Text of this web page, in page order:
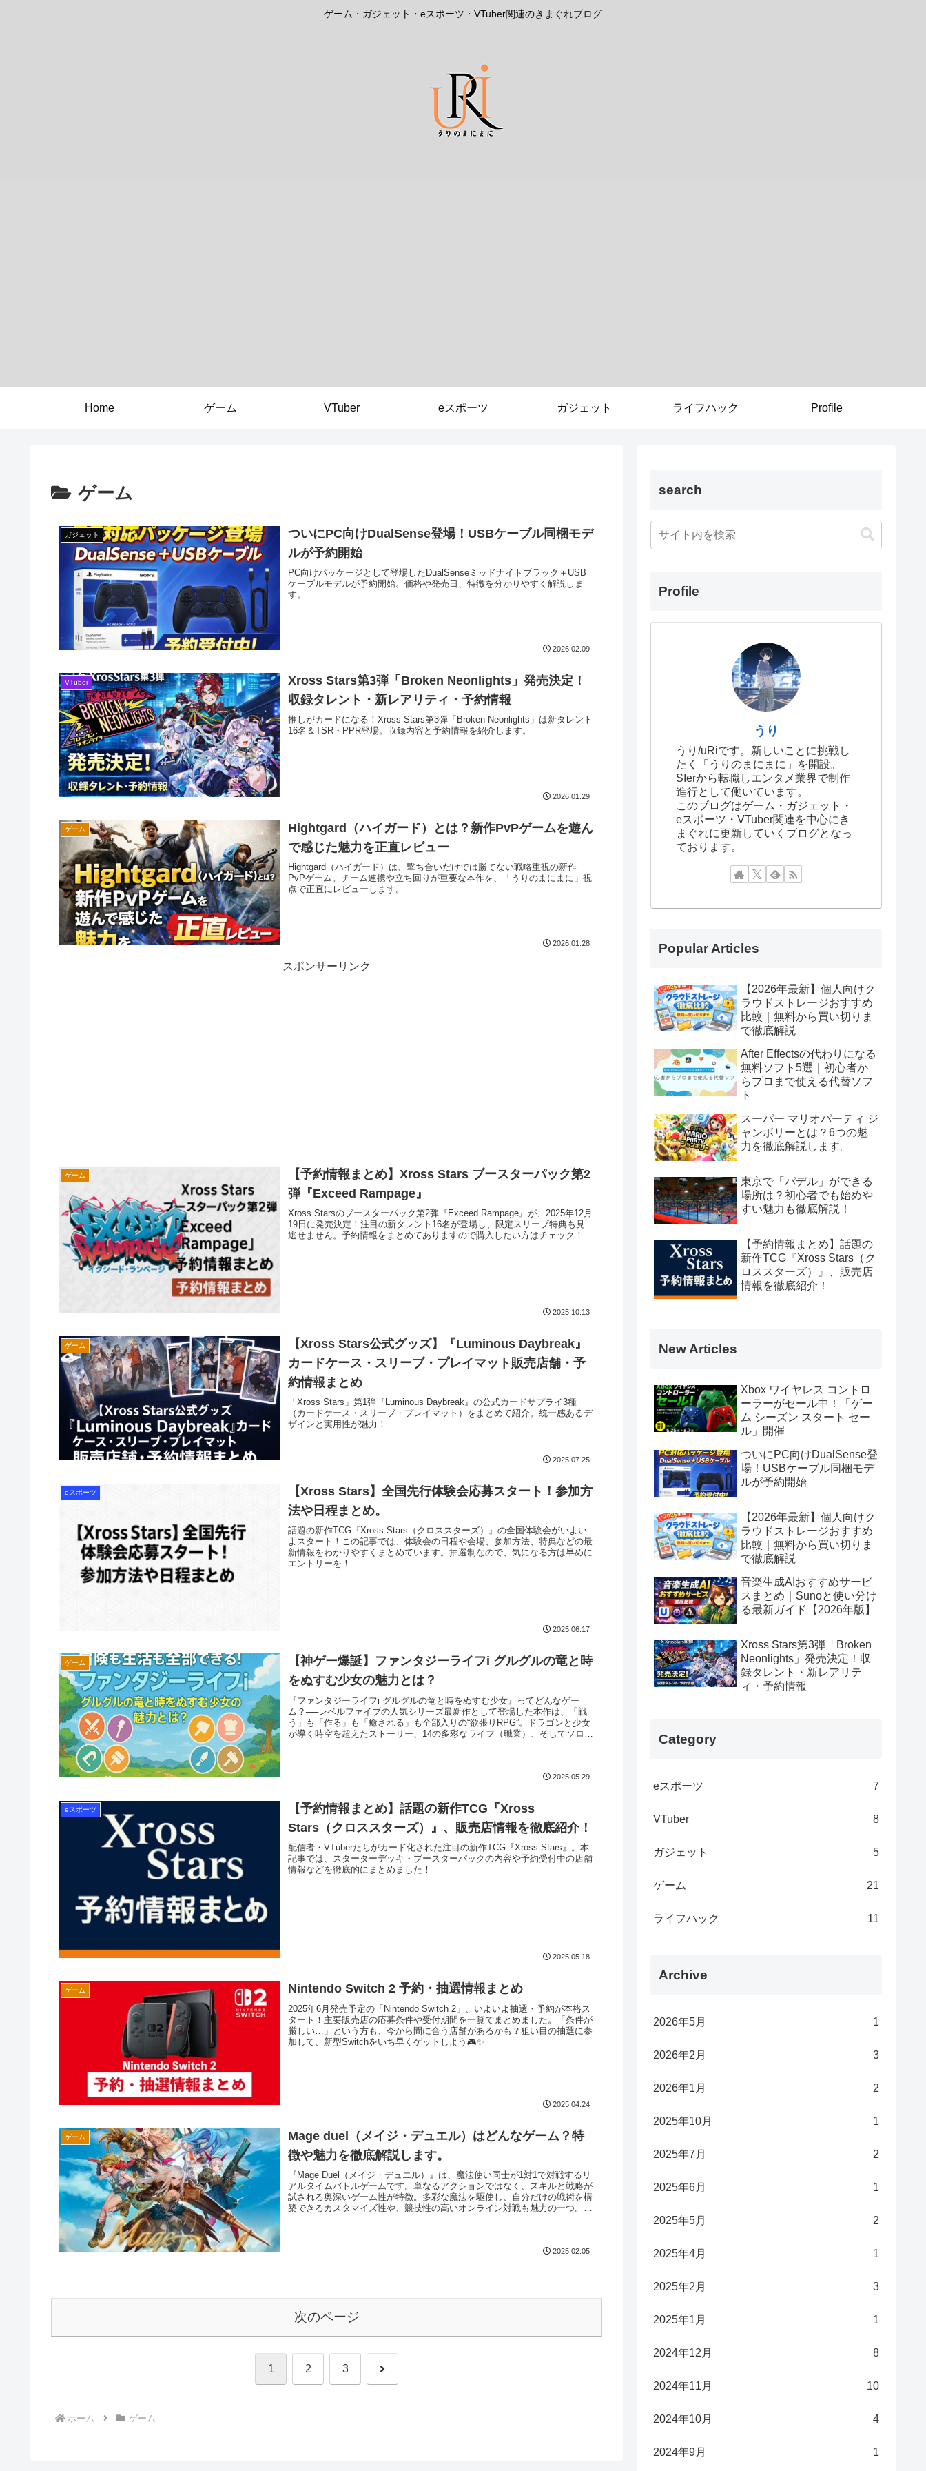
ゲーム・ガジェット・eスポーツ・VTuber関連のきまぐれブログ
Home ゲーム VTuber eスポーツ ガジェット ライフハック Profile
ゲーム
ガジェット
ついにPC向けDualSense登場！USBケーブル同梱モデ
ルが予約開始
PC向けパッケージとして登場したDualSenseミッドナイトブラック＋USB
ケーブルモデルが予約開始。価格や発売日、特徴を分かりやすく解説しま
す。
2026.02.09
VTuber
Xross Stars第3弾「Broken Neonlights」発売決定！
収録タレント・新レアリティ・予約情報
推しがカードになる！Xross Stars第3弾「Broken Neonlights」は新タレント
16名＆TSR・PPR登場。収録内容と予約情報を紹介します。
2026.01.29
ゲーム
Hightgard（ハイガード）とは？新作PvPゲームを遊ん
で感じた魅力を正直レビュー
Hightgard（ハイガード）は、撃ち合いだけでは勝てない戦略重視の新作
PvPゲーム。チーム連携や立ち回りが重要な本作を、「うりのまにまに」視
点で正直にレビューします。
2026.01.28
スポンサーリンク
ゲーム
【予約情報まとめ】Xross Stars ブースターパック第2
弾『Exceed Rampage』
Xross Starsのブースターパック第2弾『Exceed Rampage』が、2025年12月
19日に発売決定！注目の新タレント16名が登場し、限定スリーブ特典も見
逃せません。予約情報をまとめてありますので購入したい方はチェック！
2025.10.13
ゲーム
【Xross Stars公式グッズ】『Luminous Daybreak』
カードケース・スリーブ・プレイマット販売店舗・予
約情報まとめ
「Xross Stars」第1弾『Luminous Daybreak』の公式カードサプライ3種
（カードケース・スリーブ・プレイマット）をまとめて紹介。統一感あるデ
ザインと実用性が魅力！
2025.07.25
eスポーツ
【Xross Stars】全国先行体験会応募スタート！参加方
法や日程まとめ。
話題の新作TCG『Xross Stars（クロススターズ）』の全国体験会がいよい
よスタート！この記事では、体験会の日程や会場、参加方法、特典などの最
新情報をわかりやすくまとめています。抽選制なので、気になる方は早めに
エントリーを！
2025.06.17
ゲーム
【神ゲー爆誕】ファンタジーライフi グルグルの竜と時
をぬすむ少女の魅力とは？
『ファンタジーライフi グルグルの竜と時をぬすむ少女』ってどんなゲー
ム？──レベルファイブの人気シリーズ最新作として登場した本作は、「戦
う」も「作る」も「癒される」も全部入りの“欲張りRPG”。ドラゴンと少女
が導く時空を超えたストーリー、14の多彩なライフ（職業）、そしてソロで
2025.05.29
eスポーツ
【予約情報まとめ】話題の新作TCG『Xross
Stars（クロススターズ）』、販売店情報を徹底紹介！
配信者・VTuberたちがカード化された注目の新作TCG『Xross Stars』。本
記事では、スターターデッキ・ブースターパックの内容や予約受付中の店舗
情報などを徹底的にまとめました！
2025.05.18
ゲーム Nintendo Switch 2 予約・抽選情報まとめ
2025年6月発売予定の「Nintendo Switch 2」、いよいよ抽選・予約が本格ス
タート！主要販売店の応募条件や受付期間を一覧でまとめました。「条件が
厳しい…」という方も、今から間に合う店舗があるかも？狙い目の抽選に参
加して、新型Switchをいち早くゲットしよう🎮✨
2025.04.24
ゲーム
Mage duel（メイジ・デュエル）はどんなゲーム？特
徴や魅力を徹底解説します。
『Mage Duel（メイジ・デュエル）』は、魔法使い同士が1対1で対戦するリ
アルタイムバトルゲームです。単なるアクションではなく、スキルと戦略が
試される奥深いゲーム性が特徴。多彩な魔法を駆使し、自分だけの戦術を構
築できるカスタマイズ性や、競技性の高いオンライン対戦も魅力の一つ。美
2025.02.05
次のページ
1 2 3 次
ホーム ゲーム
search
Profile
うり
うり/uRiです。新しいことに挑戦し
たく「うりのまにまに」を開設。
SIerから転職しエンタメ業界で制作
進行として働いています。
このブログはゲーム・ガジェット・
eスポーツ・VTuber関連を中心にき
まぐれに更新していくブログとなっ
ております。
Popular Articles
【2026年最新】個人向けク
ラウドストレージおすすめ
比較｜無料から買い切りま
で徹底解説
After Effectsの代わりになる
無料ソフト5選｜初心者か
らプロまで使える代替ソフ
ト
スーパー マリオパーティ ジ
ャンボリーとは？6つの魅
力を徹底解説します。
東京で「パデル」ができる
場所は？初心者でも始めや
すい魅力も徹底解説！
【予約情報まとめ】話題の
新作TCG『Xross Stars（ク
ロススターズ）』、販売店
情報を徹底紹介！
New Articles
Xbox ワイヤレス コントロ
ーラーがセール中！「ゲー
ム シーズン スタート セー
ル」開催
ついにPC向けDualSense登
場！USBケーブル同梱モデ
ルが予約開始
【2026年最新】個人向けク
ラウドストレージおすすめ
比較｜無料から買い切りま
で徹底解説
音楽生成AIおすすめサービ
スまとめ｜Sunoと使い分け
る最新ガイド【2026年版】
Xross Stars第3弾「Broken
Neonlights」発売決定！収
録タレント・新レアリテ
ィ・予約情報
Category
eスポーツ 7
VTuber 8
ガジェット 5
ゲーム 21
ライフハック 11
Archive
2026年5月 1
2026年2月 3
2026年1月 2
2025年10月 1
2025年7月 2
2025年6月 1
2025年5月 2
2025年4月 1
2025年2月 3
2025年1月 1
2024年12月 8
2024年11月 10
2024年10月 4
2024年9月 1